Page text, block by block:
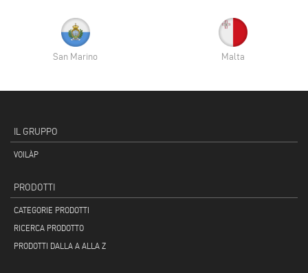
San Marino Malta
IL GRUPPO
VOILÀP
PRODOTTI
CATEGORIE PRODOTTI
RICERCA PRODOTTO
PRODOTTI DALLA A ALLA Z